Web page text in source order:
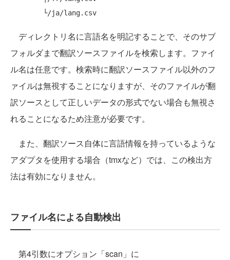
ディレクトリ名に言語名を明記することで、そのサブ
フォルダまで翻訳ソースファイルを検索します。ファイ
ル名は任意です。検索時に翻訳ソースファイル以外のフ
ァイルは無視することになりますが、そのファイルが翻
訳ソースとして正しいデータの形式でない場合も無視さ
れることになるため注意が必要です。
また、翻訳ソース自体に言語情報を持っているような
アダプタを使用する場合（tmxなど）では、この検出方
法は有効になりません。
ファイル名による自動検出
第4引数にオプション「scan」に